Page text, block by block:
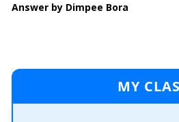
Answer by Dimpee Bora
MY